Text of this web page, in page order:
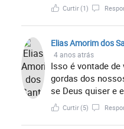
Curtir(1)
Elias Amorim dos
4 anos atrás
Isso é vontade
gordas dos
se Deus quiser e
Curtir(5)